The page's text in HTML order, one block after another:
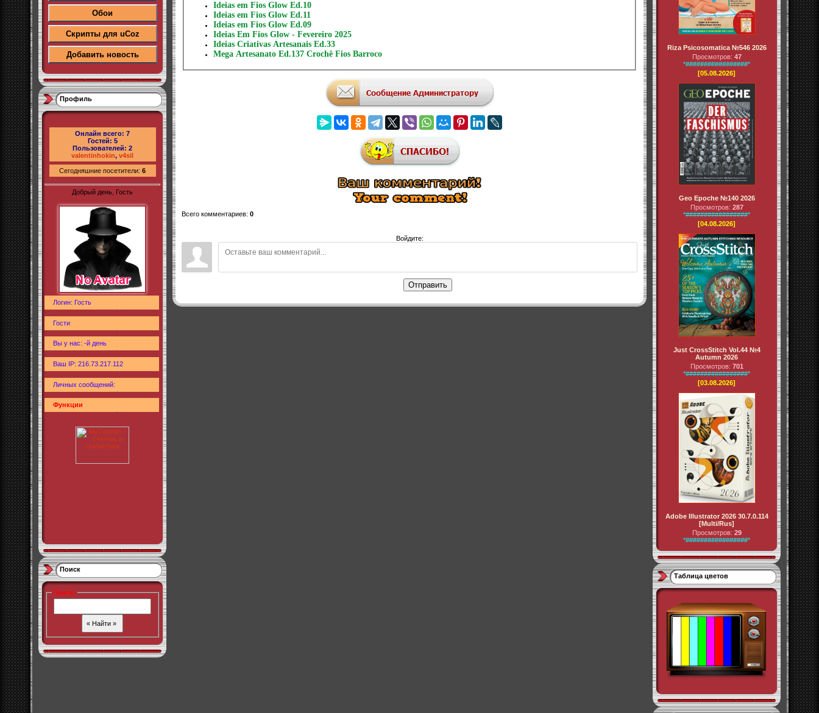
Обои
Скрипты для uCoz
Добавить новость
Профиль
Онлайн всего: 7
Гостей: 5
Пользователей: 2
valentinhokin, v4sil
Сегодняшние посетители: 6
Добрый день, Гость
Логин: Гость
Гости
Вы у нас: -й день
Ваш IP: 216.73.217.112
Личных сообщений:
Функции
Поиск
Поиск:
Ideias em Fios Glow Ed.10
Ideias em Fios Glow Ed.11
Ideias em Fios Glow Ed.09
Ideias Em Fios Glow - Fevereiro 2025
Ideias Criativas Artesanais Ed.33
Mega Artesanato Ed.137 Crochê Fios Barroco
Всего комментариев: 0
Войдите:
Отправить
Riza Psicosomatica №546 2026
Просмотров: 47
*#################*
[05.08.2026]
Geo Epoche №140 2026
Просмотров: 287
*#################*
[04.08.2026]
Just CrossStitch Vol.44 №4
Autumn 2026
Просмотров: 701
*#################*
[03.08.2026]
Adobe Illustrator 2026 30.7.0.114
[Multi/Rus]
Просмотров: 29
*#################*
Таблица цветов